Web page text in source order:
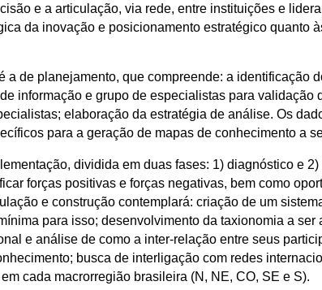
e a articulação, via rede, entre instituições e
da inovação e posicionamento estratégico quanto
a de planejamento, que compreende: a identificação
informação e grupo de especialistas para validação
elaboração da estratégia de análise. Os
para a geração de mapas de conhecimento a
dividida em duas fases: 1) diagnóstico e
forças positivas e forças negativas, bem como
e construção contemplará: criação de um
para isso; desenvolvimento da taxionomia a
e análise de como a inter-relação entre seus
busca de interligação com redes
cada macrorregião brasileira (N, NE, CO, SE e S).